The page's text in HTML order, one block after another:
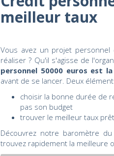
meilleur taux
Vous avez un projet
réaliser ? Qu'il s'agisse de
personnel 50000 euros est
avant de se lancer. Deux
choisir la bonne durée de
pas son budget
trouver le meilleur taux
Découvrez notre baromètre
trouvez rapidement la meilleure